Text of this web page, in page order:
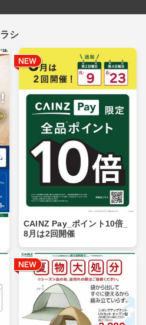
シ
CAINZ Pay_ポイント10倍_
8月は2回開催